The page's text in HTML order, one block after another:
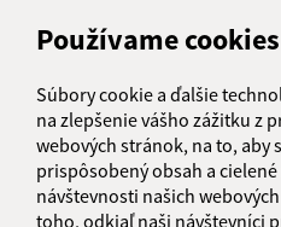
Používame cookies
Súbory cookie a ďalšie
na zlepšenie vášho zážitku z
webových stránok, na to, aby
prispôsobený obsah a
návštevnosti našich
toho, odkiaľ naši návštevníci
Informácie